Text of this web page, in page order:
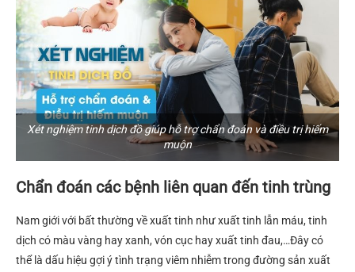
Xét nghiệm tinh dịch đồ giúp hỗ trợ chẩn đoán và điều trị hiếm
muộn
Chẩn đoán các bệnh liên quan đến tinh trùng
Nam giới với bất thường về xuất tinh nhưxuất tinh lẫn máu, tinh
dịch có màu vàng hay xanh, vón cục hay xuất tinh đau,…Đâycó
thể là dấu hiệu gợi ý tình trạng viêm nhiễm trong đường sản xuất